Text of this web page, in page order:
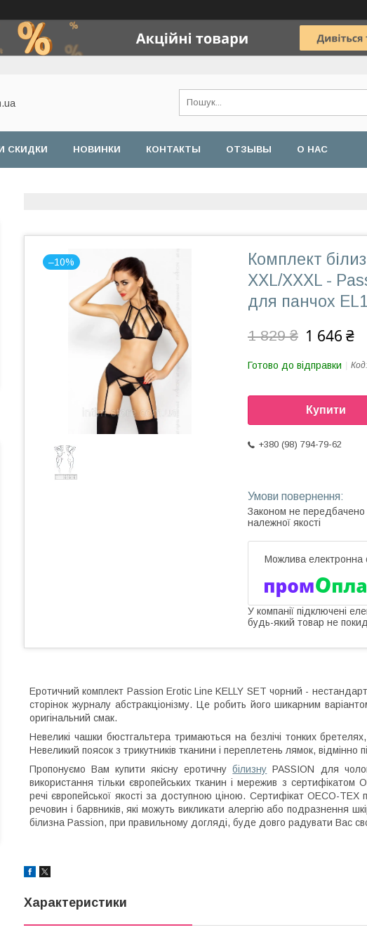
СКИДКИ НОВИНКИ КОНТАКТЫ ОТЗЫВЫ О НАС
–10%
Комплект
XXL/XXXL -
для панчох
1 829 ₴ 1 646 ₴
Готово до відправки Код:
Купити
+380 (98) 794-79-62
Законом не передбачено
належної якості
У компанії підключені
будь-який товар не
Еротичний комплект Passion Erotic Line KELLY SET чорний -
сторінок журналу абстракціонізму. Це робить його шикарним
оригінальний смак.
Невеликі чашки бюстгальтера тримаються на безлічі тонких
Невеликий поясок з трикутників тканини і переплетень лямок, відмінно
Пропонуємо Вам купити якісну еротичнубілизну PASSION для
використання тільки європейських тканин і мережив з сертифікатом
речі європейської якості за доступною ціною. Сертифікат OECO-TEX
речовин і барвників, які можуть викликати алергію або подразнення
білизна Passion, при правильному догляді, буде довго радувати Вас
Характеристики